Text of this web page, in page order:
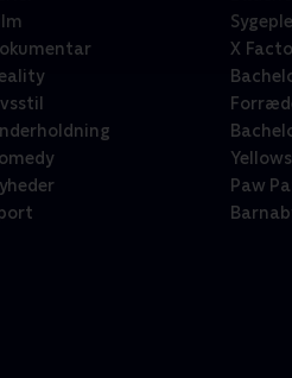
X
Paw